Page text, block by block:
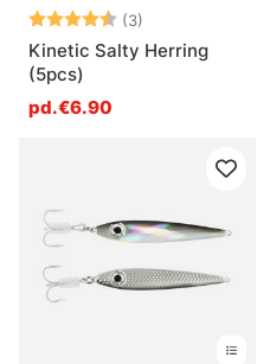
Note: (3)
Kinetic Salty Herring
(5pcs)
pd.€6.90